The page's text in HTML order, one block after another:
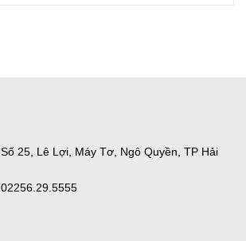
Số 25, Lê Lợi, Máy Tơ, Ngô Quyền, TP Hải
02256.29.5555